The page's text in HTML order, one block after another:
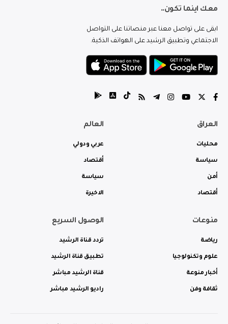
معك اينما تكون..
ابقى على تواصل معنا عبر منصاتنا على التواصل
الاجتماعي وتطبيق الرشيد على الهواتف الذكية.
العراق
محليات
سياسة
أمن
أقتصاد
العالم
عربي ودولي
أقتصاد
سياسة
الاخيرة
منوعات
رياضة
علوم وتكنولوجيا
أخبار منوعة
ثقافة وفن
الوصول السريع
تردد قناة الرشيد
تطبيق قناة الرشيد
قناة الرشيد مباشر
راديو الرشيد مباشر